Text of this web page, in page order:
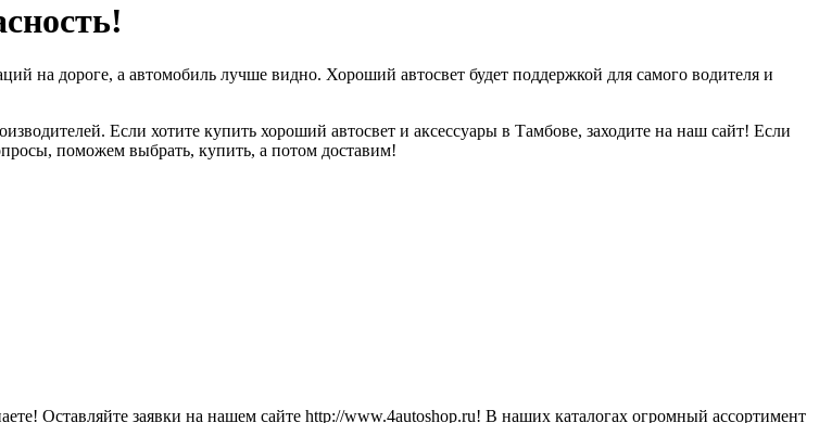
на дороге, а автомобиль лучше видно. Хороший автосвет будет поддержкой для самого водителя и
Если хотите купить хороший автосвет и аксессуары в Тамбове, заходите на наш сайт! Если
поможем выбрать, купить, а потом доставим!
Оставляйте заявки на нашем сайте http://www.4autoshop.ru! В наших каталогах огромный ассортимент